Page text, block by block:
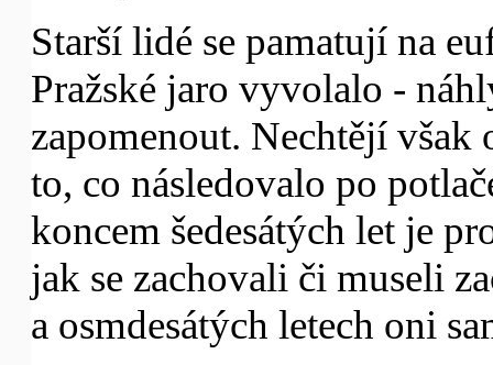
Starší lidé se pamatují na
Pražské jaro vyvolalo -
zapomenout. Nechtějí
to, co následovalo po
koncem šedesátých let je
jak se zachovali či museli
a osmdesátých letech oni